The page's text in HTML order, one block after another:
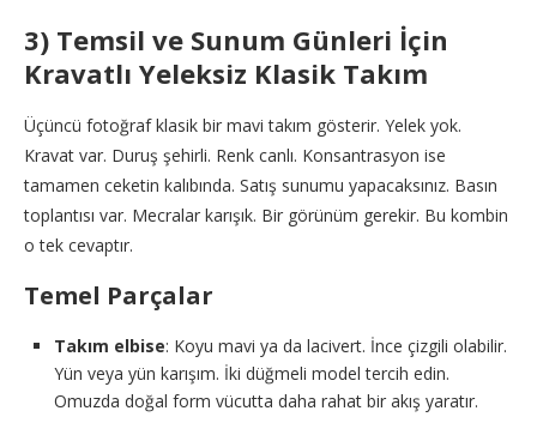
3) Temsil ve Sunum Günleri İçin
Kravatlı Yeleksiz Klasik Takım
Üçüncü fotoğraf klasik bir mavi takım gösterir. Yelek yok.
Kravat var. Duruş şehirli. Renk canlı. Konsantrasyon ise
tamamen ceketin kalıbında. Satış sunumu yapacaksınız. Basın
toplantısı var. Mecralar karışık. Bir görünüm gerekir. Bu kombin
o tek cevaptır.
Temel Parçalar
Takım elbise: Koyu mavi ya da lacivert. İnce çizgili olabilir.
Yün veya yün karışım. İki düğmeli model tercih edin.
Omuzda doğal form vücutta daha rahat bir akış yaratır.